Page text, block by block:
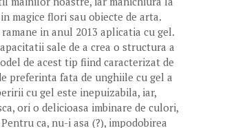
magice flori sau obiecte de arta.
in anul 2013 aplicatia cu gel.
sale de a crea o structura a
de acest tip fiind caracterizat de
preferinta fata de unghiile cu gel a
cu gel este inepuizabila, iar,
ori o delicioasa imbinare de culori,
ca, nu-i asa (?), impodobirea